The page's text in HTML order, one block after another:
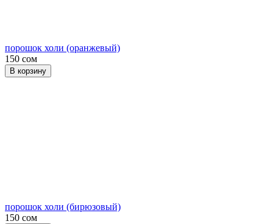
порошок холи (оранжевый)
150 сом
В корзину
порошок холи (бирюзовый)
150 сом